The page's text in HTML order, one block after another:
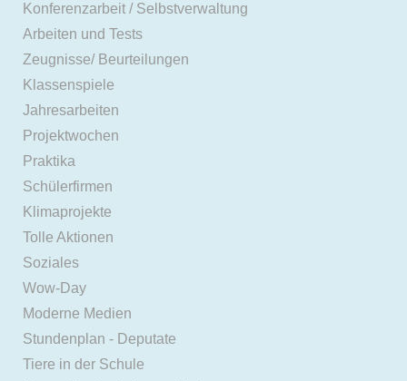
Konferenzarbeit / Selbstverwaltung
Arbeiten und Tests
Zeugnisse/ Beurteilungen
Klassenspiele
Jahresarbeiten
Projektwochen
Praktika
Schülerfirmen
Klimaprojekte
Tolle Aktionen
Soziales
Wow-Day
Moderne Medien
Stundenplan - Deputate
Tiere in der Schule